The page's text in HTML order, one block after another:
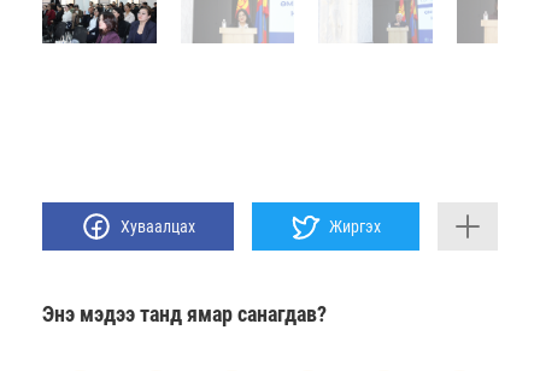
Хуваалцах Жиргэх
Энэ мэдээ танд ямар санагдав?